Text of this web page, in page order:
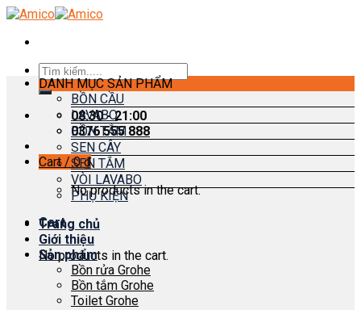
Skip
content
Search
for:
08:30 - 21:00
0376 555 888
Cart /0₫
No products in the cart.
Cart
No products in the cart.
DANH MỤC SẢN PHẨM
BỒN CẦU
LAVABO
BỒN TẮM
SEN CÂY
SEN TẮM
VÒI LAVABO
PHỤ KIỆN
Trang chủ
Giới thiệu
Sản phẩm
Bồn rửa Grohe
Bồn tắm Grohe
Toilet Grohe